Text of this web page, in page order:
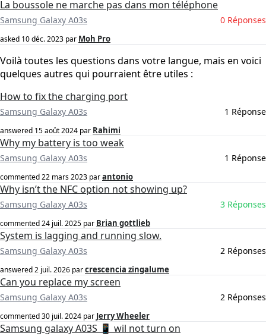
La boussole ne marche pas dans mon téléphone
Samsung Galaxy A03s 0 Réponses
asked 10 déc. 2023 par Moh Pro
Voilà toutes les questions dans votre langue, mais en voici
quelques autres qui pourraient être utiles :
How to fix the charging port
Samsung Galaxy A03s 1 Réponse
answered 15 août 2024 par Rahimi
Why my battery is too weak
Samsung Galaxy A03s 1 Réponse
commented22 mars 2023 parantonio
Why isn’t the NFC option not showing up?
Samsung Galaxy A03s 3 Réponses
commented24 juil. 2025 par Brian gottlieb
System is lagging and running slow.
Samsung Galaxy A03s 2 Réponses
answered2 juil. 2026 parcrescencia zingalume
Can you replace my screen
Samsung Galaxy A03s 2 Réponses
commented30 juil. 2024 par Jerry Wheeler
Samsung galaxy A03S 📱 wil not turn on